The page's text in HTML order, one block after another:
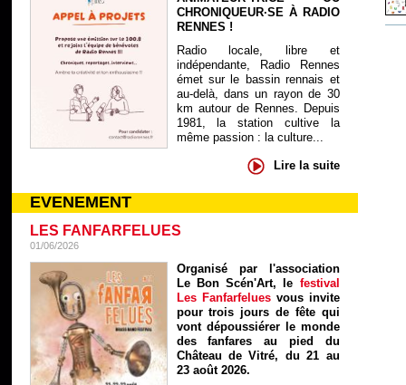
CHRONIQUEUR·SE À RADIO
RENNES !
Radio locale, libre et
indépendante, Radio Rennes
émet sur le bassin rennais et
au-delà, dans un rayon de 30
km autour de Rennes. Depuis
1981, la station cultive la
même passion : la culture...
Lire la suite
EVENEMENT
LES FANFARFELUES
01/06/2026
Organisé par l'association
Le Bon Scén'Art, le festival
Les Fanfarfelues vous invite
pour trois jours de fête qui
vont dépoussiérer le monde
des fanfares au pied du
Château de Vitré, du 21 au
23 août 2026.